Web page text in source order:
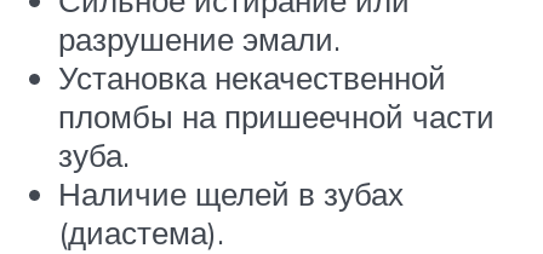
разрушение эмали.
Установка некачественной
пломбы на пришеечной части
зуба.
Наличие щелей в зубах
(диастема).